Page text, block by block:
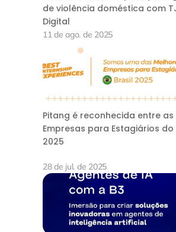
de violência doméstica com
Digital
11 de ago. de 2025
Pitang é reconhecida entre as
Empresas para Estagiários do
2025
28 de jul. de 2025